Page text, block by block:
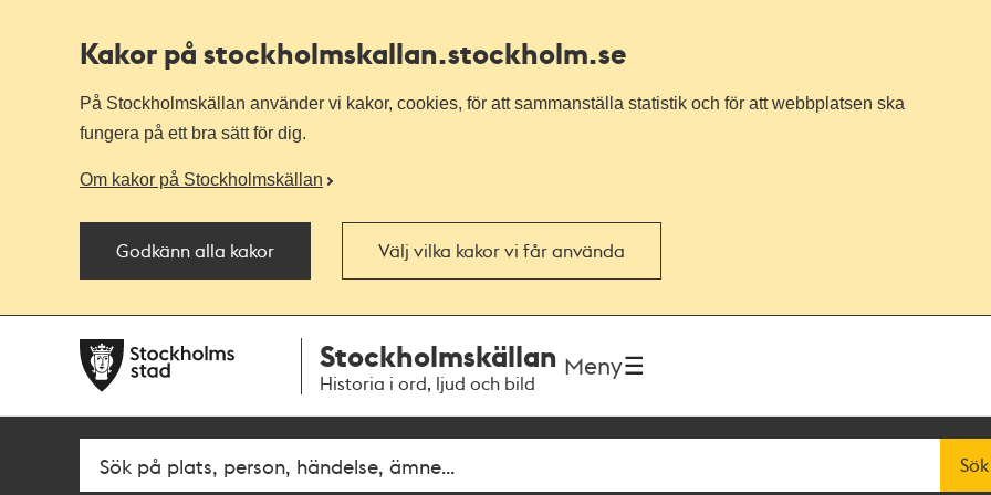
Kakor på stockholmskallan.stockholm.se
På Stockholmskällan använder vi kakor, cookies, för att sammanställa statistik och för att webbplatsen ska
fungera på ett bra sätt för dig.
Om kakor på Stockholmskällan
Godkänn alla kakor Välj vilka kakor vi får använda
navigationen
huvudinnehållet
Stockholmskällan
Historia i ord, ljud och bild
Meny
Fritextsök Sök